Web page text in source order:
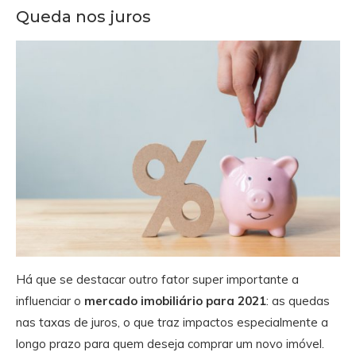
Queda nos juros
Há que se destacar outro fator super importante a
influenciar o mercado imobiliário para 2021: as quedas
nas taxas de juros, o que traz impactos especialmente a
longo prazo para quem deseja comprar um novo imóvel.